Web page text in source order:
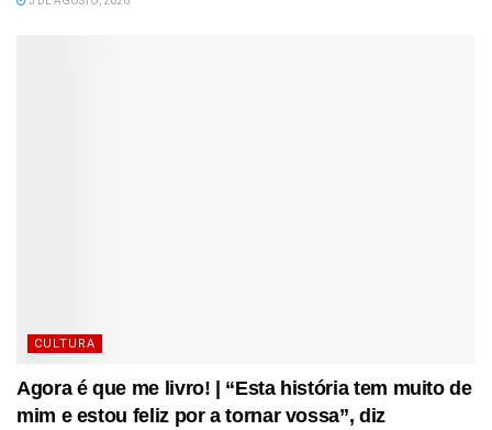
CULTURA
Agora é que me livro! | “Esta história tem muito de
mim e estou feliz por a tornar vossa”, diz